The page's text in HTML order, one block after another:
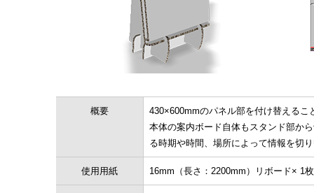
概要
430×600mmのパネル部を付け替える
本体の案内ボード自体もスタンド部か
る時期や時間、場所によって情報を切
使用用紙 16mm（長さ：2200mm）リボード× 1